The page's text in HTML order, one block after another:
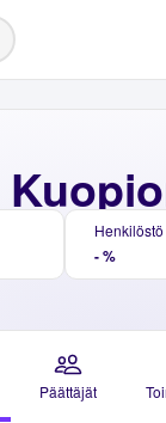
Henkilöstö
- %
Päättäjät